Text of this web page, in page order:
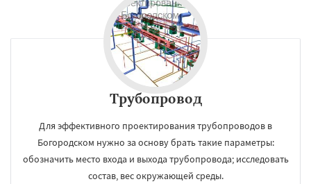
Трубопровод
Для эффективного проектирования трубопроводов в
Богородском нужно за основу брать такие параметры:
обозначить место входа и выхода трубопровода; исследовать
состав, вес окружающей среды.